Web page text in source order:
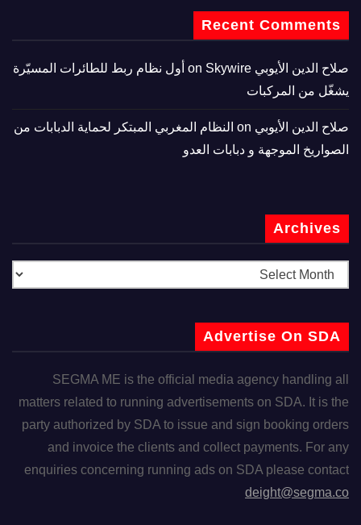
Recent Comments
صلاح الدين الأيوبي
Skywire أول نظام ربط للطائرات المسيّرة
يشغّل من المركبات
صلاح الدين الأيوبي
النظام المغربي المبتكر لحماية الدبابات من
الصواريخ الموجهة و دبابات العدو
Archives
Advertise On SDA
SEGMA ME is the official media agency handling all
matters related to running advertisements on SDA. It is the
party authorized by SDA to issue and sign booking orders
and invoice the clients and collect payments. For any
enquiries concerning running ads on SDA please contact
deight@segma.co